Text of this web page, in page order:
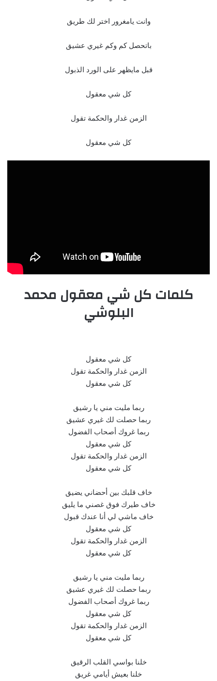
وانت يامغرور اختر لك طريق
باتحصل كم وكم غيري عشيق
قبل مايظهر على الورد الذبول
كل شي معقول
الزمن غدار والحكمة تقول
كل شي معقول
كلمات كل شي معقول محمد
البلوشي
كل شي معقول
الزمن غدار والحكمة تقول
كل شي معقول
ربما مليت مني يا رشيق
ربما حصلت لك غيري عشيق
ربما غروك أصحاب الفضول
كل شي معقول
الزمن غدار والحكمة تقول
كل شي معقول
خاف قلبك بين أحضاني يضيق
خاف طيرك فوق غصني ما يليق
خاف ماشي لي أنا عندك قبول
كل شي معقول
الزمن غدار والحكمة تقول
كل شي معقول
ربما مليت مني يا رشيق
ربما حصلت لك غيري عشيق
ربما غروك أصحاب الفضول
كل شي معقول
الزمن غدار والحكمة تقول
كل شي معقول
خلنا بواسي القلب الرقيق
خلنا بعيش أيامي غريق